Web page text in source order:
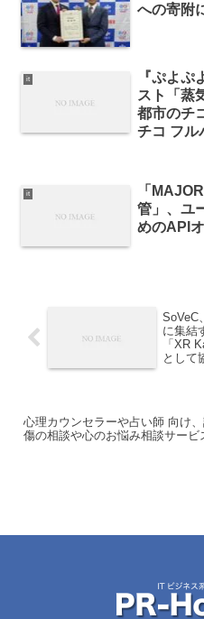
への寄附
it
『ぷよ
スト「蒸
都市のチ
チコ フル
it
「
管」、ユ
めのAPI
SoVeC
に集結
「XR
として
心理カウンセラーや占い師 向け
傷の相談や心のお悩み相談サービ